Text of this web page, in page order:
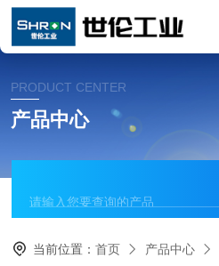
PRODUCT CENTER
产品中心
当前位置：首页 产品中心